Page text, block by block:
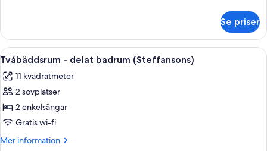
-
delat
badrum
Se priser
Öppna
alla
foton
för
Tvåbäddsrum
-
delat
Ett rum med två sängar, ett litet bord
6
Tvåbäddsrum - delat badrum (Steffansons)
11 kvadratmeter
2 sovplatser
2 enkelsängar
Gratis wi-fi
Mer information
Mer